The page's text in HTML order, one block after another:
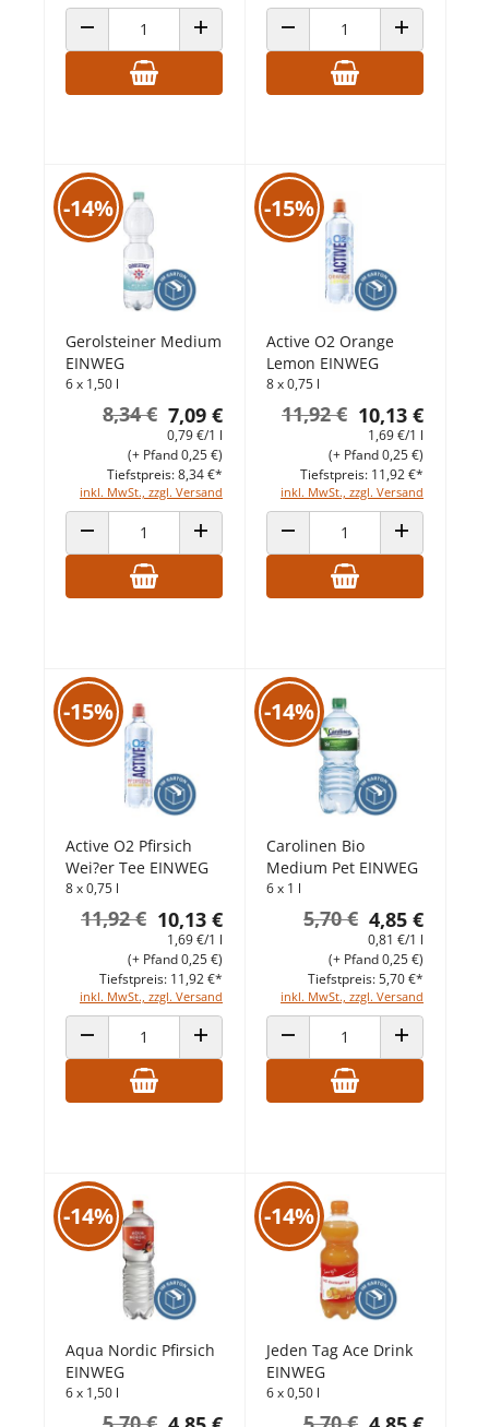
ANZAHL VERRINGERNANZAHL ERHÖHENANZAHL VERRINGERNANZAHL
-14%
Gerolsteiner Medium
EINWEG
6 x 1,50 l
7,09 €
8,34 €
0,79 €/1 l
inkl. MwSt., zzgl. Versand
(+ Pfand 0,25 €)
Tiefstpreis: 8,34 €*
ANZAHL VERRINGERNANZAHL ERHÖHEN
-15%
Active O2 Orange
Lemon EINWEG
8 x 0,75 l
10,13 €
11,92 €
1,69 €/1 l
inkl. MwSt., zzgl. Versand
(+ Pfand 0,25 €)
Tiefstpreis: 11,92 €*
ANZAHL VERRINGERNANZAHL
-15%
Active O2 Pfirsich
Wei?er Tee EINWEG
8 x 0,75 l
10,13 €
11,92 €
1,69 €/1 l
inkl. MwSt., zzgl. Versand
(+ Pfand 0,25 €)
Tiefstpreis: 11,92 €*
ANZAHL VERRINGERNANZAHL ERHÖHEN
-14%
Carolinen Bio
Medium Pet EINWEG
6 x 1 l
4,85 €
5,70 €
0,81 €/1 l
inkl. MwSt., zzgl. Versand
(+ Pfand 0,25 €)
Tiefstpreis: 5,70 €*
ANZAHL VERRINGERNANZAHL
-14%
Aqua Nordic Pfirsich
EINWEG
6 x 1,50 l
-14%
Jeden Tag Ace Drink
EINWEG
6 x 0,50 l